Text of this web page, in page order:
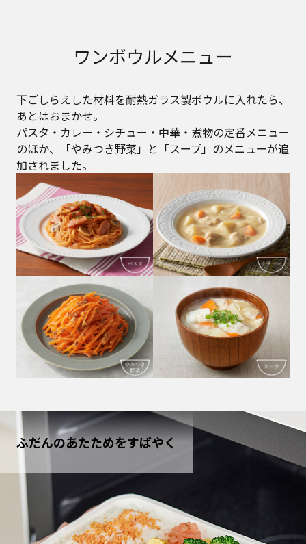
ワンボウルメニュー
下ごしらえした材料を耐熱ガラス製ボウルに入れたら、
あとはおまかせ。
パスタ・カレー・シチュー・中華・煮物の定番メニュー
のほか、「やみつき野菜」と「スープ」のメニューが追
加されました。
ふだんのあたためをすばやく